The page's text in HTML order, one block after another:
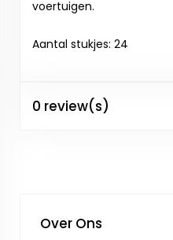
voertuigen.
Aantal stukjes: 24
0 review(s)
Over Ons